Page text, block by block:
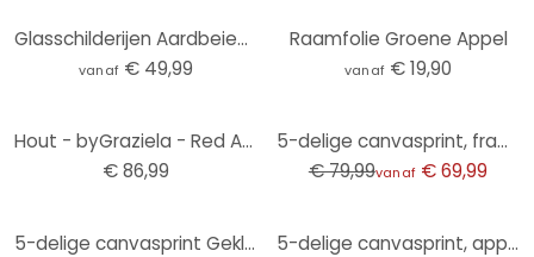
Glasschilderijen Aardbeien - Rond
vanaf € 49,99
Raamfolie Groene Appel
vanaf € 19,90
Hout - byGraziela - Red Apples
€ 86,99
5-delige canvasprint, frambozenvruchten
€ 79,99vanaf € 69,99
5-delige canvasprint Gekleurde Vruchten
5-delige canvasprint, appelgroen